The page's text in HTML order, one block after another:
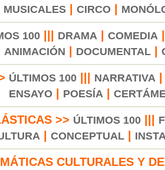
MUSICALES
CIRCO
100||| DRAMA COMEDIA
ANIMACIÓN DOCUMENTAL|
ÚLTIMOS 100 NARRATIVA
ENSAYO| POESÍA
>> ÚLTIMOS 100|||
CONCEPTUAL
CULTURALES Y